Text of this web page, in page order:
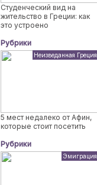
Студенческий вид на
жительство в Греции: как
это устроено
Рубрики
Неизведанная Греция
5 мест недалеко от Афин,
которые стоит посетить
Рубрики
Эмиграция